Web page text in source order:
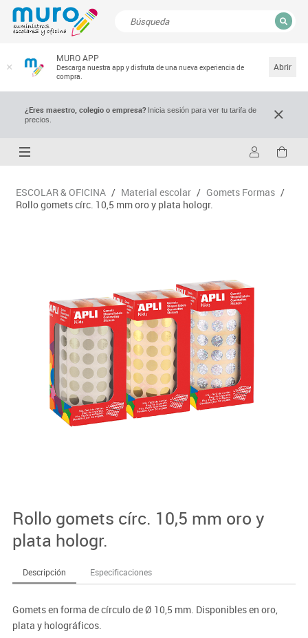
MURO APP
Descarga nuestra app y disfruta de una nueva experiencia de
compra.
Abrir
¿Eres maestro, colegio o empresa?Inicia sesión para ver tu tarifa de
precios.
ESCOLAR & OFICINA / Material escolar / Gomets Formas /
Rollo gomets círc. 10,5 mm oro y plata hologr.
Rollo gomets círc. 10,5 mm oro y
plata hologr.
Descripción Especificaciones
Gomets en forma de círculo de Ø 10,5 mm. Disponibles en oro,
plata y holográficos.